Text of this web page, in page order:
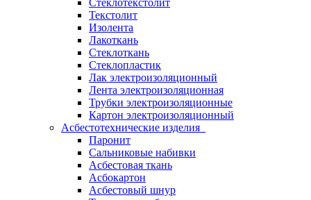
Стеклотекстолит
Текстолит
Изолента
Лакоткань
Стеклоткань
Стеклопластик
Лак электроизоляционный
Лента электроизоляционная
Трубки электроизоляционные
Картон электроизоляционный
Асбестотехнические изделия
Паронит
Сальниковые набивки
Асбестовая ткань
Асбокартон
Асбестовый шнур